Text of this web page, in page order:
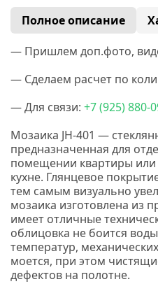
Полное описание
— Пришлем доп.фото,
— Сделаем расчет по
— Для связи: +7(925) 880-
Мозаика JH-401 —
предназначенная для
помещении квартиры
кухне. Глянцевое
тем самым визуально
мозаика изготовлена из
имеет отличные
облицовка не боится
температур,
моется, при этом
дефектов на полотне.